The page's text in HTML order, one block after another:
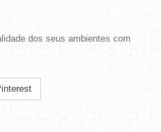
dos seus ambientes com